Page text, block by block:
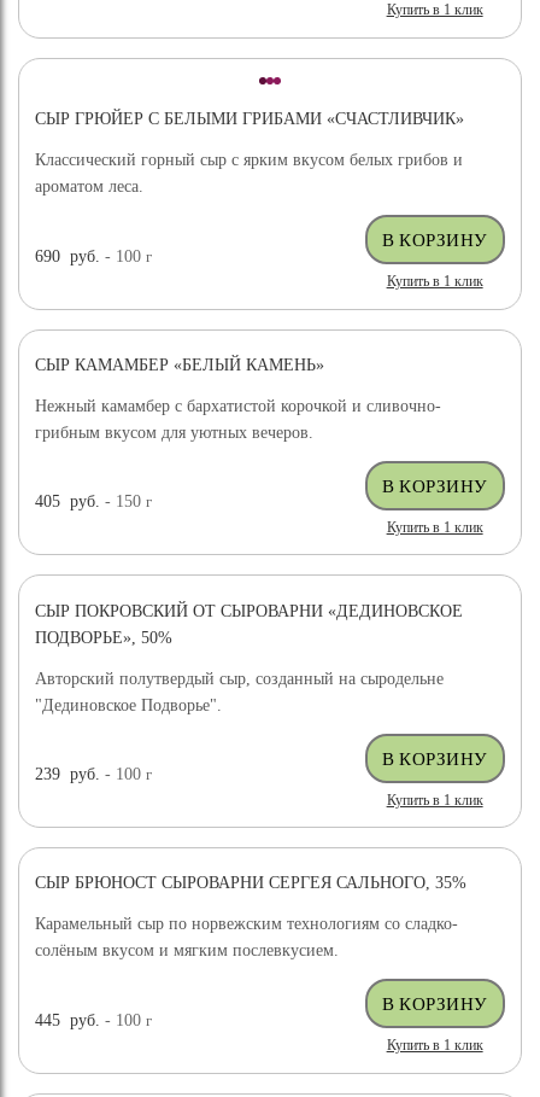
Купить в 1 клик
СЫР ГРЮЙЕР С БЕЛЫМИ ГРИБАМИ «СЧАСТЛИВЧИК»
Классический горный сыр с ярким вкусом белых грибов и
ароматом леса.
690 руб. - 100г
Купить в 1 клик
СЫР КАМАМБЕР «БЕЛЫЙ КАМЕНЬ»
Нежный камамбер с бархатистой корочкой и сливочно-
грибным вкусом для уютных вечеров.
405 руб. - 150г
Купить в 1 клик
СЫР ПОКРОВСКИЙ ОТ СЫРОВАРНИ «ДЕДИНОВСКОЕ
ПОДВОРЬЕ», 50%
Авторский полутвердый сыр, созданный на сыродельне
"Дединовское Подворье".
239 руб. - 100г
Купить в 1 клик
ХИТ ПРОДАЖ
СЫР БРЮНОСТ СЫРОВАРНИ СЕРГЕЯ САЛЬНОГО, 35%
Карамельный сыр по норвежским технологиям со сладко-
солёным вкусом и мягким послевкусием.
445 руб. - 100г
Купить в 1 клик